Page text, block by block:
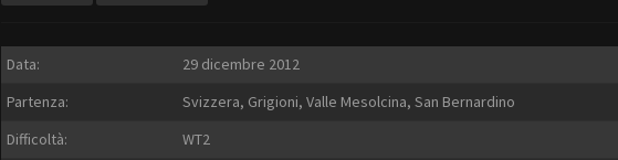
Data:
29 dicembre 2012
Partenza:
Svizzera, Grigioni, Valle Mesolcina, San Bernardino
Difficoltà:
WT2